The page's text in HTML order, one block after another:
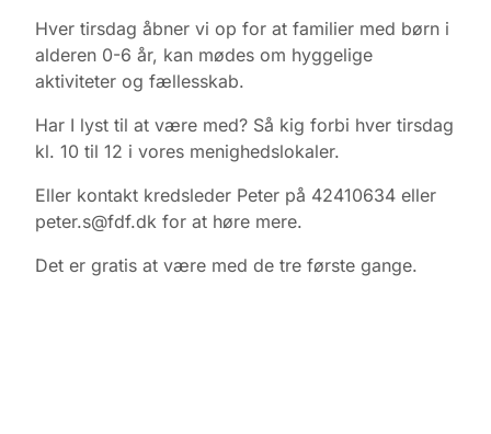
Hver tirsdag åbner vi op for at familier med børn i
alderen 0-6 år, kan mødes om hyggelige
aktiviteter og fællesskab.
Har I lyst til at være med? Så kig forbi hver tirsdag
kl. 10 til 12 i vores menighedslokaler.
Eller kontakt kredsleder Peter på 42410634 eller
peter.s@fdf.dk for at høre mere.
Det er gratis at være med de tre første gange.